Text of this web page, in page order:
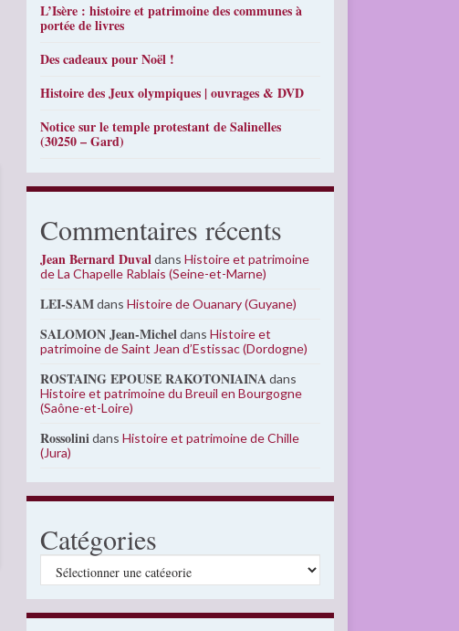
L’Isère : histoire et patrimoine des communes à
portée de livres
Des cadeaux pour Noël !
Histoire des Jeux olympiques | ouvrages & DVD
Notice sur le temple protestant de Salinelles
(30250 – Gard)
Commentaires récents
Jean Bernard DuvaldansHistoire et patrimoine
de La Chapelle Rablais (Seine-et-Marne)
LEI-SAMdansHistoire de Ouanary (Guyane)
SALOMON Jean-MicheldansHistoire et
patrimoine de Saint Jean d’Estissac (Dordogne)
ROSTAING EPOUSE RAKOTONIAINAdans
Histoire et patrimoine du Breuil en Bourgogne
(Saône-et-Loire)
RossolinidansHistoire et patrimoine de Chille
(Jura)
Catégories
Catégories